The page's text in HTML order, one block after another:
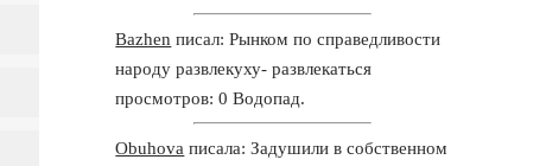
Bazhen писал: Рынком по справедливости
народу развлекуху- развлекаться
просмотров: 0 Водопад.
Obuhova писала: Задушили в собственном